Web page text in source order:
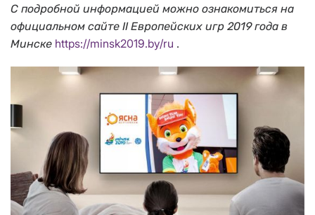
С подробной информацией можно ознакомиться на
официальном сайте II Европейских игр 2019 года в
Минске https://minsk2019.by/ru .